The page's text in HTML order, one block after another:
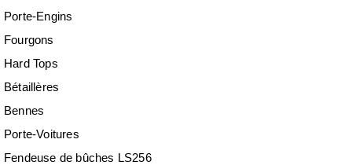
Porte-Engins
Fourgons
Hard Tops
Bétaillères
Bennes
Porte-Voitures
Fendeuse de bûches LS256